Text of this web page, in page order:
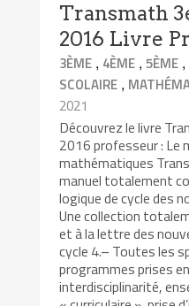
Transmath
2016 Livre
3ÈME , 4ÈME ,5ÈME ,
SCOLAIRE ,
2021
Découvrez le livre
2016 professeur : Le
mathématiques
manuel totalement
logique de cycle des
Une collection
et à la lettre des
cycle 4.– Toutes les
programmes prises
interdisciplinarité,